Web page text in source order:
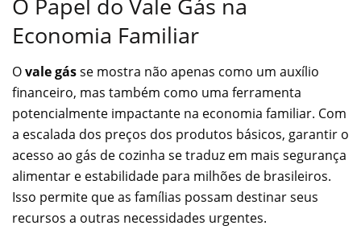
O Papel do Vale Gás na
Economia Familiar
Ovale gásse mostra não apenas como um auxílio
financeiro, mas também como uma ferramenta
potencialmente impactante na economia familiar. Com
a escalada dos preços dos produtos básicos, garantir o
acesso ao gás de cozinha se traduz em mais segurança
alimentar e estabilidade para milhões de brasileiros.
Isso permite que as famílias possam destinar seus
recursos a outras necessidades urgentes.